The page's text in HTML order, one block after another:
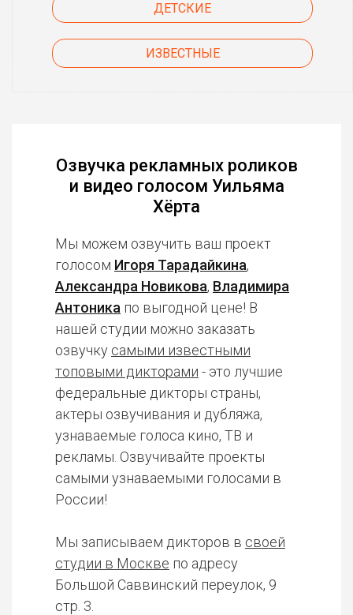
ДЕТСКИЕ
ИЗВЕСТНЫЕ
Озвучка рекламных роликов
и видео голосом Уильяма
Хёрта
Мы можем озвучить ваш проект
голосом Игоря Тарадайкина,
Александра Новикова, Владимира
Антоника по выгодной цене! В
нашей студии можно заказать
озвучку самыми известными
топовыми дикторами - это лучшие
федеральные дикторы страны,
актеры озвучивания и дубляжа,
узнаваемые голоса кино, ТВ и
рекламы. Озвучивайте проекты
самыми узнаваемыми голосами в
России!
Мы записываем дикторов в своей
студии в Москве по адресу
Большой Саввинский переулок, 9
стр. 3.